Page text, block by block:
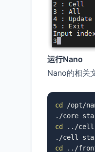
运行Nano
Nano的相关
cd
/opt/
cd
../cell
cd
../